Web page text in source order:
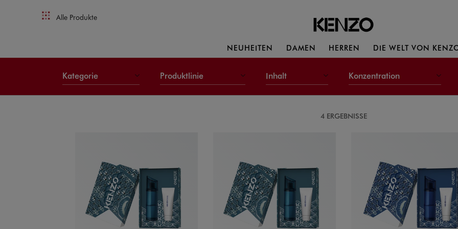
Alle Produkte
NEUHEITEN DAMEN HERREN DIE WELT VON
Kategorie Produktlinie Inhalt Konzentration
4 ERGEBNISSE